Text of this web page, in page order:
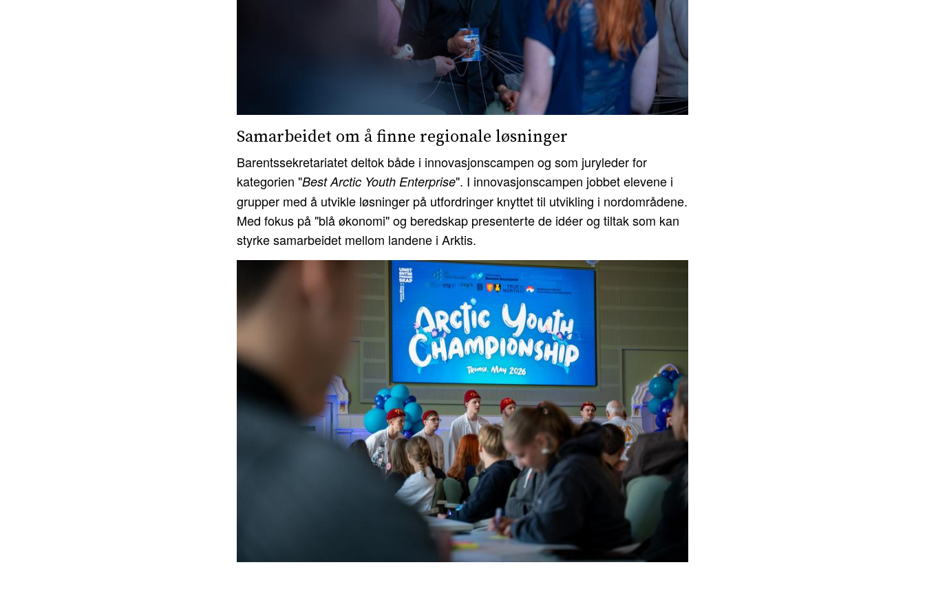
Samarbeidet om å finne regionale løsninger
Barentssekretariatet deltok både i innovasjonscampen og som juryleder for
kategorien "Best Arctic Youth Enterprise". I innovasjonscampen jobbet elevene i
grupper med å utvikle løsninger på utfordringer knyttet til utvikling i nordområdene.
Med fokus på "blå økonomi" og beredskap presenterte de idéer og tiltak som kan
styrke samarbeidet mellom landene i Arktis.